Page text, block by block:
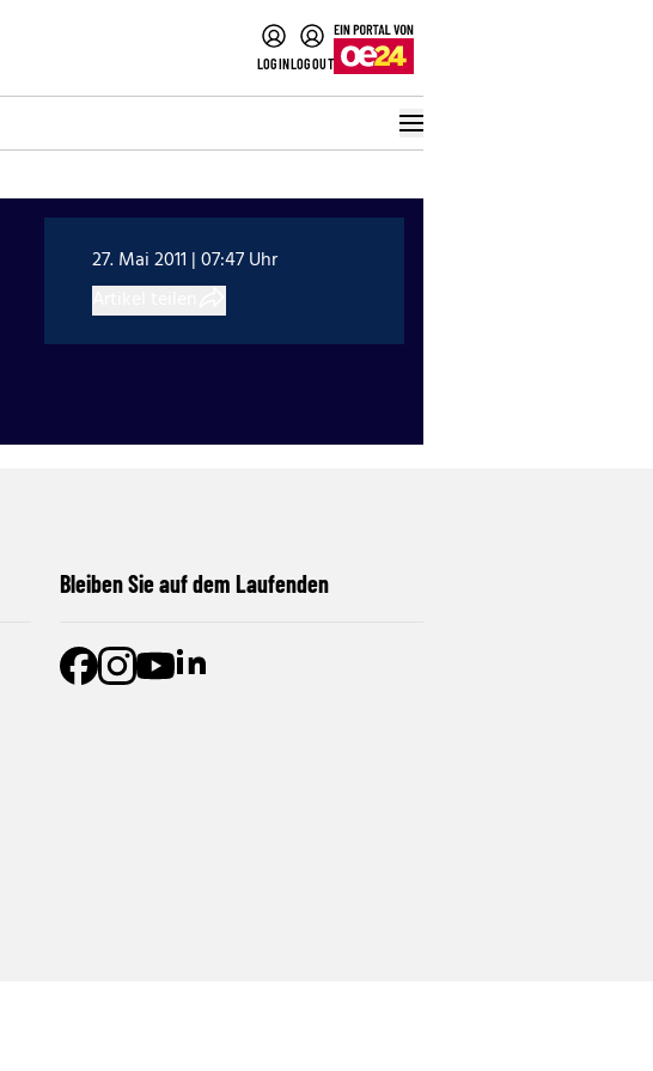
LOGINLOGOUT
27. Mai 2011 | 07:47 Uhr
Bleiben Sie auf dem Laufenden